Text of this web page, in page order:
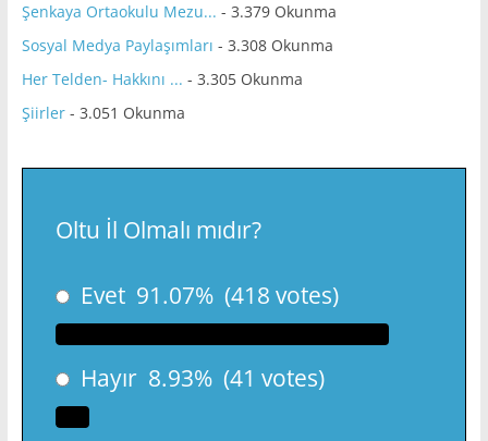
Şenkaya Ortaokulu Mezu... - 3.379 Okunma
Sosyal Medya Paylaşımları - 3.308 Okunma
Her Telden- Hakkını ... - 3.305 Okunma
Şiirler- 3.051 Okunma
Oltu İl Olmalı mıdır?
Evet 91.07% (418 votes)
Hayır 8.93% (41 votes)